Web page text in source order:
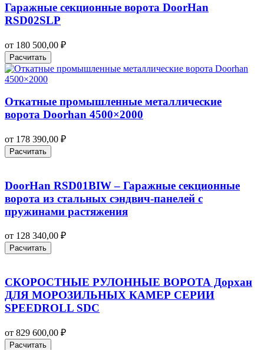
Гаражные секционные ворота DoorHan
RSD02SLP
от 180 500,00 ₽
Расчитать
Откатные промышленные металлические
ворота Doorhan 4500×2000
от 178 390,00 ₽
Расчитать
DoorHan RSD01BIW – Гаражные секционные
ворота из стальных сэндвич-панелей с
пружинами растяжения
от 128 340,00 ₽
Расчитать
СКОРОСТНЫЕ РУЛОННЫЕ ВОРОТА Дорхан
ДЛЯ МОРОЗИЛЬНЫХ КАМЕР СЕРИИ
SPEEDROLL SDC
от 829 600,00 ₽
Расчитать